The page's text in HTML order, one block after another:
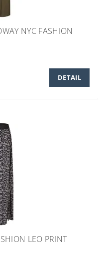
NYC FASHION
DETAIL
LEO PRINT